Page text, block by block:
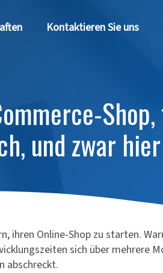
Kontaktieren Sie uns
und zwar hier
ihren Online-Shop zu starten.
sich über mehrere
abschreckt.